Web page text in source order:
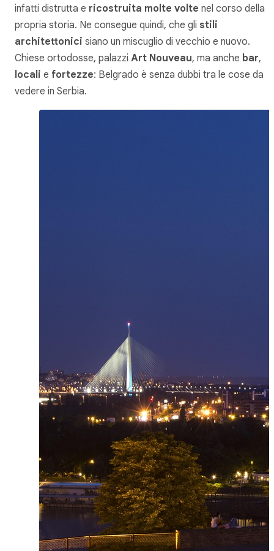
infatti distrutta e ricostruita molte volte nel corso della
propria storia. Ne consegue quindi, che gli stili
architettonici siano un miscuglio di vecchio e nuovo.
Chiese ortodosse, palazzi Art Nouveau, ma anche bar,
locali e fortezze: Belgrado è senza dubbi tra le cose da
vedere in Serbia.